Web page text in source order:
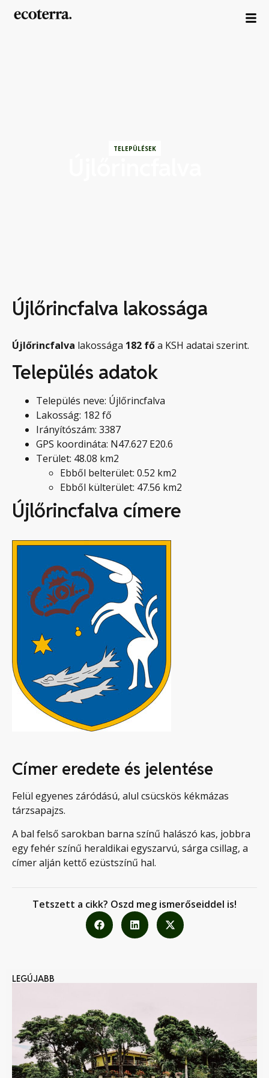
TELEPÜLÉSEK
Újlőrincfalva lakossága
Újlőrincfalva lakossága 182 főa KSH adatai szerint.
Település adatok
Település neve: Újlőrincfalva
Lakosság: 182 fő
Irányítószám: 3387
GPS koordináta: N47.627 E20.6
Terület: 48.08 km2
Ebből belterület: 0.52 km2
Ebből külterület: 47.56 km2
Újlőrincfalva címere
Címer eredete és jelentése
Felül egyenes záródású, alul csücskös kékmázas
tárzsapajzs.
A bal felső sarokban barna színű halászó kas, jobbra
egy fehér színű heraldikai egyszarvú, sárga csillag, a
címer alján kettő ezüstszínű hal.
Tetszett a cikk? Oszd meg ismerőseiddel is!
LEGÚJABB